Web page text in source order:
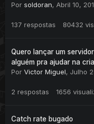
Por soldoran, Abril 10,
137 respostas 80432
Quero lançar um
alguém pra ajudar na
Por Victor Miguel, Julho
2 respostas 1656
Catch rate bugado